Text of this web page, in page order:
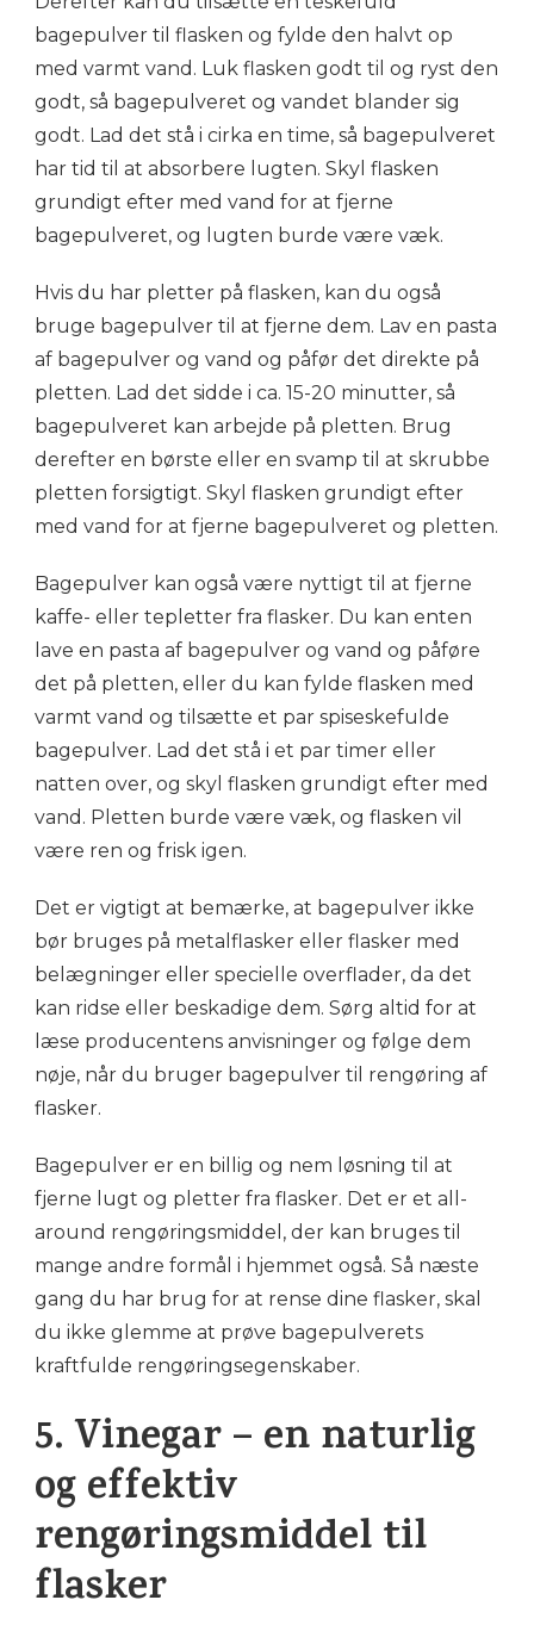
bagepulver til flasken og fylde den halvt op
med varmt vand. Luk flasken godt til og ryst den
godt, så bagepulveret og vandet blander sig
godt. Lad det stå i cirka en time, så bagepulveret
har tid til at absorbere lugten. Skyl flasken
grundigt efter med vand for at fjerne
bagepulveret, og lugten burde være væk.
Hvis du har pletter på flasken, kan du også
bruge bagepulver til at fjerne dem. Lav en pasta
af bagepulver og vand og påfør det direkte på
pletten. Lad det sidde i ca. 15-20 minutter, så
bagepulveret kan arbejde på pletten. Brug
derefter en børste eller en svamp til at skrubbe
pletten forsigtigt. Skyl flasken grundigt efter
med vand for at fjerne bagepulveret og pletten.
Bagepulver kan også være nyttigt til at fjerne
kaffe- eller tepletter fra flasker. Du kan enten
lave en pasta af bagepulver og vand og påføre
det på pletten, eller du kan fylde flasken med
varmt vand og tilsætte et par spiseskefulde
bagepulver. Lad det stå i et par timer eller
natten over, og skyl flasken grundigt efter med
vand. Pletten burde være væk, og flasken vil
være ren og frisk igen.
Det er vigtigt at bemærke, at bagepulver ikke
bør bruges på metalflasker eller flasker med
belægninger eller specielle overflader, da det
kan ridse eller beskadige dem. Sørg altid for at
læse producentens anvisninger og følge dem
nøje, når du bruger bagepulver til rengøring af
flasker.
Bagepulver er en billig og nem løsning til at
fjerne lugt og pletter fra flasker. Det er et all-
around rengøringsmiddel, der kan bruges til
mange andre formål i hjemmet også. Så næste
gang du har brug for at rense dine flasker, skal
du ikke glemme at prøve bagepulverets
kraftfulde rengøringsegenskaber.
5. Vinegar – en naturlig
og effektiv
rengøringsmiddel til
flasker